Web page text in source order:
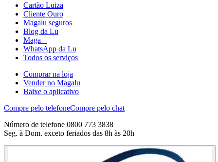
Cartão Luiza
Cliente Ouro
Magalu seguros
Blog da Lu
Maga +
WhatsApp da Lu
Todos os serviços
Comprar na loja
Vender no Magalu
Baixe o aplicativo
Compre pelo telefoneCompre pelo chat
Número de telefone 0800 773 3838
Seg. à Dom. exceto feriados das 8h às 20h